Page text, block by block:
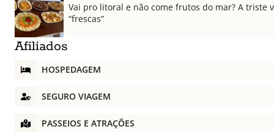
Vai pro litoral e não come frutos do mar? A triste
“frescas”
Afiliados
HOSPEDAGEM
SEGURO VIAGEM
PASSEIOS E ATRAÇÕES